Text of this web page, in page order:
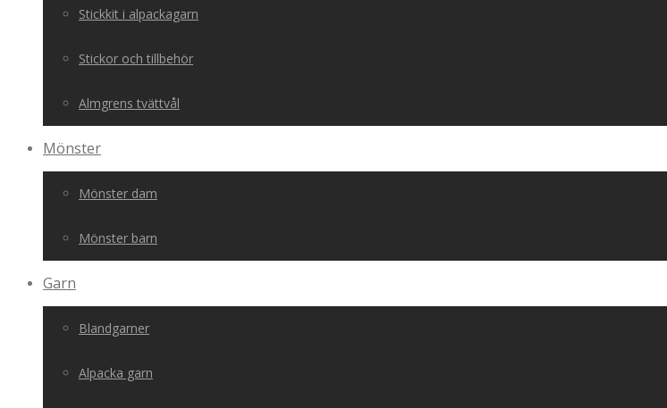
Stickkit i alpackagarn
Stickor och tillbehör
Almgrens tvättvål
Mönster
Mönster dam
Mönster barn
Garn
Blandgarner
Alpacka garn